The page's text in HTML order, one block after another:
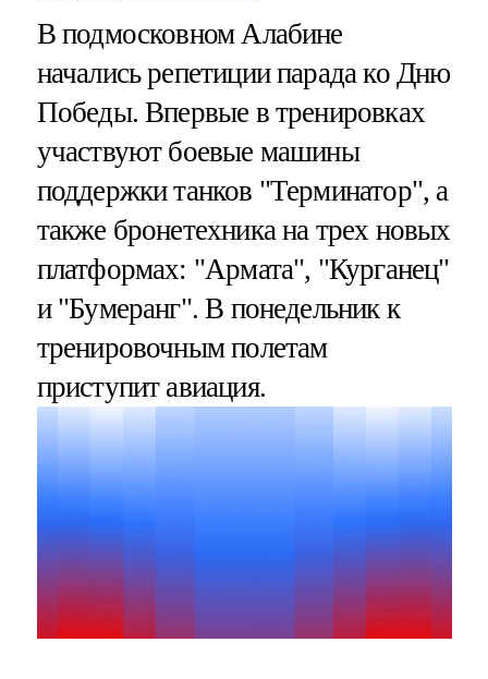
В подмосковном Алабине
начались репетиции парада ко Дню
Победы. Впервые в тренировках
участвуют боевые машины
поддержки танков "Терминатор", а
также бронетехника на трех новых
платформах: "Армата", "Курганец"
и "Бумеранг". В понедельник к
тренировочным полетам
приступит авиация.